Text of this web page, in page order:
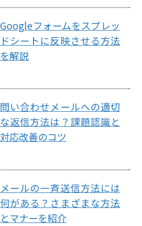
Googleフォームをスプレッ
ドシートに反映させる方法
を解説
問い合わせメールへの適切
な返信方法は？課題認識と
対応改善のコツ
メールの一斉送信方法には
何がある？さまざまな方法
とマナーを紹介